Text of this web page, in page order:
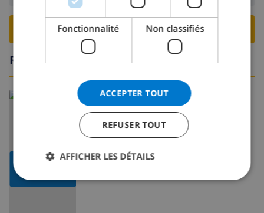
RESERVER CETTE VILLA ›
Région
AFFICHER
En savoir plus sur:
Espagne>Costa Blanca>Pego
Fonctionnalité Non classifiés
ACCEPTER TOUT
REFUSER TOUT
AFFICHER LES DÉTAILS